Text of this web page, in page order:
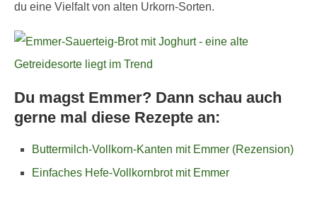
du eine Vielfalt von alten Urkorn-Sorten.
Du magst Emmer? Dann schau auch
gerne mal diese Rezepte an:
Buttermilch-Vollkorn-Kanten mit Emmer (Rezension)
Einfaches Hefe-Vollkornbrot mit Emmer